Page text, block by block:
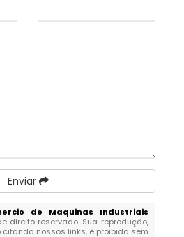
Enviar
de Maquinas Industriais
direito reservado. Sua reprodução,
nossos links, é proibida sem